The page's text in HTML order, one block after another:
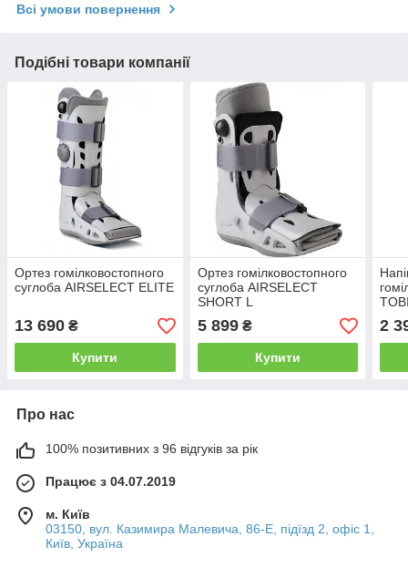
Всі умови повернення
Подібні товари компанії
Ортез гомілковостопного
суглоба AIRSELECT ELITE
13 690 ₴
Купити
Ортез гомілковостопного
суглоба AIRSELECT
SHORT L
5 899₴
Купити
2
Про нас
100% позитивних з 96 відгуків за рік
Працює з 04.07.2019
м. Київ
03150, вул. Казимира Малевича, 86-Е, підїзд 2, офіс 1,
Київ, Україна